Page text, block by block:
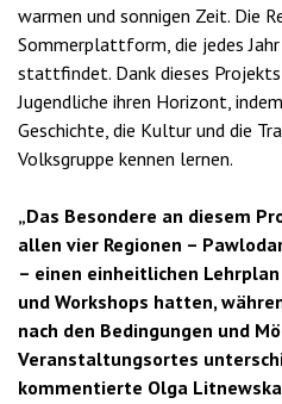
warmen und sonnigen Zeit. Die
Sommerplattform, die jedes
stattfindet. Dank dieses
Jugendliche ihren Horizont,
Geschichte, die Kultur und die
Volksgruppe kennen lernen.
„Das Besondere an diesem
allen vier Regionen –
– einen einheitlichen
und Workshops hatten,
nach den Bedingungen und
Veranstaltungsortes
kommentierte Olga